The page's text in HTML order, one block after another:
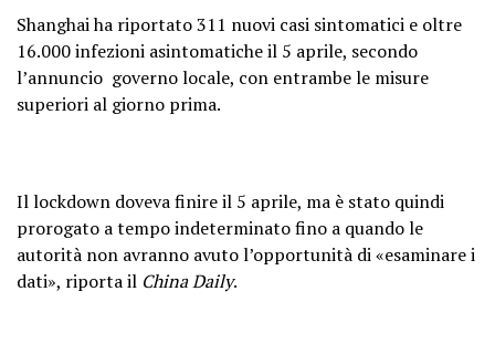
Shanghai ha riportato 311 nuovi casi sintomatici e oltre
16.000 infezioni asintomatiche il 5 aprile, secondo
l’annuncio governo locale, con entrambe le misure
superiori al giorno prima.
Il lockdown doveva finire il 5 aprile, ma è stato quindi
prorogato a tempo indeterminato fino a quando le
autorità non avranno avuto l’opportunità di «esaminare i
dati», riporta il China Daily.